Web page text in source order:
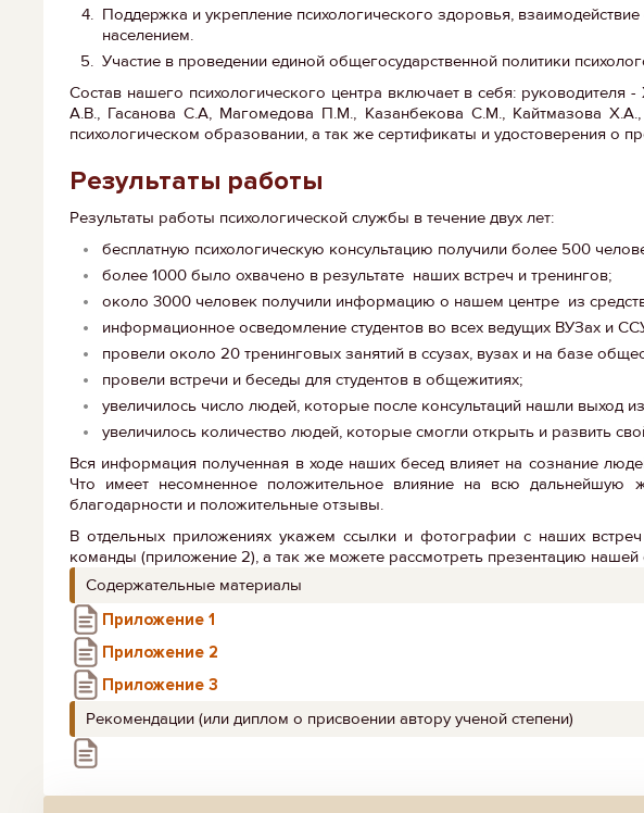
Поддержка и укрепление психологического здоровья,
населением.
Участие в проведении единой общегосударственной политики
Состав нашего психологического центра включает в себя:
А.В., Гасанова С.А, Магомедова П.М., Казанбекова С.М., Кайтмазова
психологическом образовании, а так же сертификаты и удостоверения о
Результаты работы
Результаты работы психологической службы в течение двух лет:
бесплатную психологическую консультацию получили более 500
более 1000 было охвачено в результате наших встреч и тренингов;
около 3000 человек получили информацию о нашем центре из
информационное осведомление студентов во всех ведущих ВУЗах и
провели около 20 тренинговых занятий в ссузах, вузах и на базе
провели встречи и беседы для студентов в общежитиях;
увеличилось число людей, которые после консультаций нашли выход
увеличилось количество людей, которые смогли открыть и развить
Вся информация полученная в ходе наших бесед влияет на сознание
Что имеет несомненное положительное влияние на всю дальнейшую
благодарности и положительные отзывы.
В отдельных приложениях укажем ссылки и фотографии с наших
команды (приложение 2), а так же можете рассмотреть презентацию
Содержательные материалы
Приложение 1
Приложение 2
Приложение 3
Рекомендации (или диплом о присвоении автору ученой степени)